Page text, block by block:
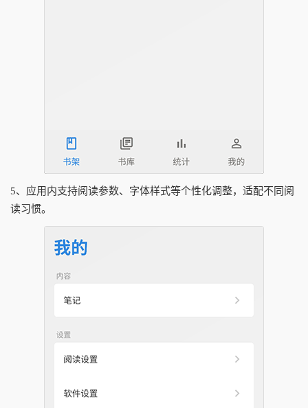
5、应用内支持阅读参数、字体样式等个性化调整，适配不同阅
读习惯。